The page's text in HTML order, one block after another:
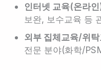
인터넷 교육(온라
보완, 보수교육 등
외부 집체교육/위
전문 분야(화학/